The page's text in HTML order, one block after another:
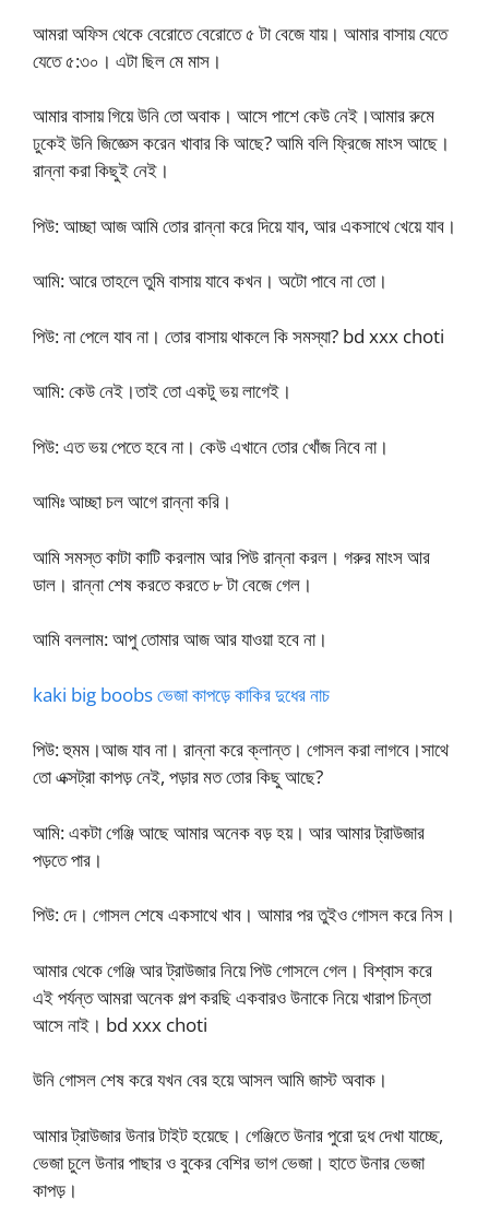
আমরা অফিস থেকে বেরোতে বেরোতে ৫ টা বেজে যায়। আমার বাসায় যেতে
যেতে ৫:৩০। এটা ছিল মে মাস।
আমার বাসায় গিয়ে উনি তো অবাক। আসে পাশে কেউ নেই।আমার রুমে
ঢুকেই উনি জিজ্ঞেস করেন খাবার কি আছে? আমি বলি ফ্রিজে মাংস আছে।
রান্না করা কিছুই নেই।
পিউ: আচ্ছা আজ আমি তোর রান্না করে দিয়ে যাব, আর একসাথে খেয়ে যাব।
আমি: আরে তাহলে তুমি বাসায় যাবে কখন। অটো পাবে না তো।
পিউ: না পেলে যাব না। তোর বাসায় থাকলে কি সমস্যা? bd xxx choti
আমি: কেউ নেই।তাই তো একটু ভয় লাগেই।
পিউ: এত ভয় পেতে হবে না। কেউ এখানে তোর খোঁজ নিবে না।
আমিঃ আচ্ছা চল আগে রান্না করি।
আমি সমস্ত কাটা কাটি করলাম আর পিউ রান্না করল। গরুর মাংস আর
ডাল। রান্না শেষ করতে করতে ৮ টা বেজে গেল।
আমি বললাম: আপু তোমার আজ আর যাওয়া হবে না।
kaki big boobs ভেজা কাপড়ে কাকির দুধের নাচ
পিউ: হুমম।আজ যাব না। রান্না করে ক্লান্ত। গোসল করা লাগবে।সাথে
তো এক্সট্রা কাপড় নেই, পড়ার মত তোর কিছু আছে?
আমি: একটা গেঞ্জি আছে আমার অনেক বড় হয়। আর আমার ট্রাউজার
পড়তে পার।
পিউ: দে। গোসল শেষে একসাথে খাব। আমার পর তুইও গোসল করে নিস।
আমার থেকে গেঞ্জি আর ট্রাউজার নিয়ে পিউ গোসলে গেল। বিশ্বাস করে
এই পর্যন্ত আমরা অনেক গল্প করছি একবারও উনাকে নিয়ে খারাপ চিন্তা
আসে নাই। bd xxx choti
উনি গোসল শেষ করে যখন বের হয়ে আসল আমি জাস্ট অবাক।
আমার ট্রাউজার উনার টাইট হয়েছে। গেঞ্জিতে উনার পুরো দুধ দেখা যাচ্ছে,
ভেজা চুলে উনার পাছার ও বুকের বেশির ভাগ ভেজা। হাতে উনার ভেজা
কাপড়।